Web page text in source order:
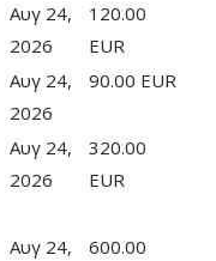
Αυγ 24,
2026
120.00
EUR
Αυγ 24,
2026
90.00 EUR
Αυγ 24,
2026
320.00
EUR
Αυγ 24,
600.00